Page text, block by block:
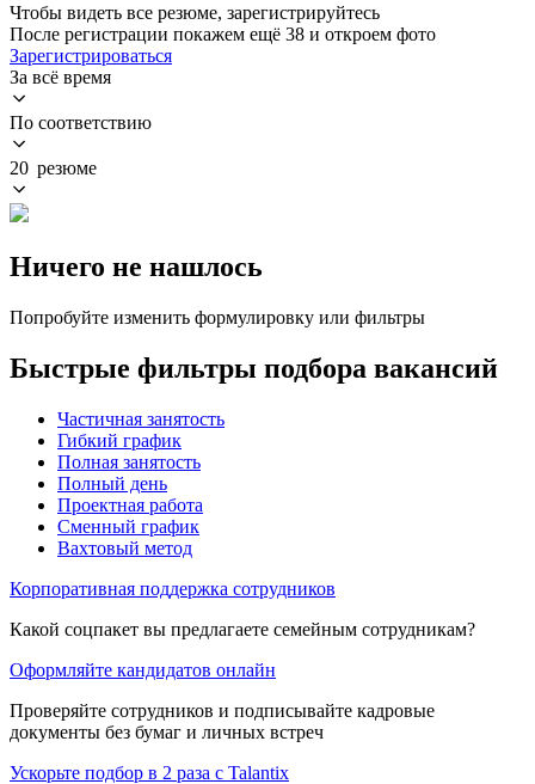
Чтобы видеть все резюме, зарегистрируйтесь
После регистрации покажем ещё 38 и откроем фото
Зарегистрироваться
За всё время
По соответствию
20 резюме
Ничего не нашлось
Попробуйте изменить формулировку или фильтры
Быстрые фильтры подбора вакансий
Частичная занятость
Гибкий график
Полная занятость
Полный день
Проектная работа
Сменный график
Вахтовый метод
Корпоративная поддержка сотрудников
Какой соцпакет вы предлагаете семейным сотрудникам?
Оформляйте кандидатов онлайн
Проверяйте сотрудников и подписывайте кадровые
документы без бумаг и личных встреч
Ускорьте подбор в 2 раза с Talantix